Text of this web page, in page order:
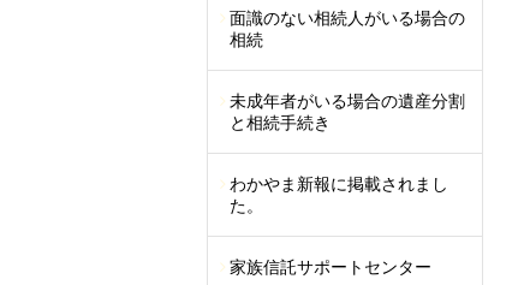
面識のない相続人がいる場合の
相続
未成年者がいる場合の遺産分割
と相続手続き
わかやま新報に掲載されまし
た。
家族信託サポートセンター